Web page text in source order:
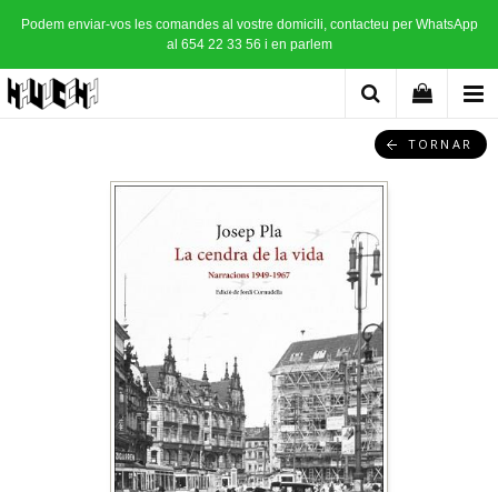
Podem enviar-vos les comandes al vostre domicili, contacteu per WhatsApp
al 654 22 33 56 i en parlem
TORNAR